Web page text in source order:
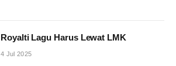
Royalti Lagu Harus Lewat LMK
4 Jul 2025